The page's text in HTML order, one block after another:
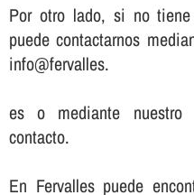
Por otro lado, si no
puede contactarnos
info@fervalles.
es o mediante nuestro
contacto.
En Fervalles puede